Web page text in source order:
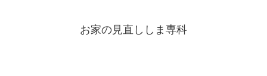
お家の見直ししま専科